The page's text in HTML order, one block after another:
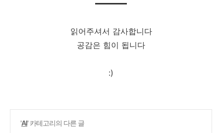
읽어주셔서 감사합니다
공감은 힘이 됩니다
:)
'AI' 카테고리의 다른 글